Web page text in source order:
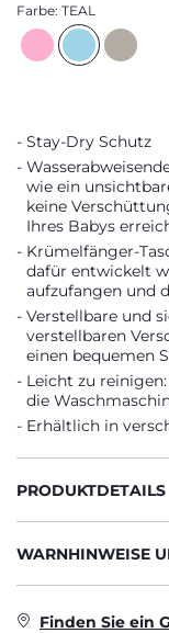
Farbe: TEAL
Stay-Dry Schutz
wie ein
keine
Ihres Babys
Krümelfänger-
dafür entwickelt
aufzufangen und
Verstellbare und
verstellbaren
einen bequemen
Leicht zu
die
Erhältlich in
PRODUKTDETAILS
WARNHINWEISE
Finden Sie ein